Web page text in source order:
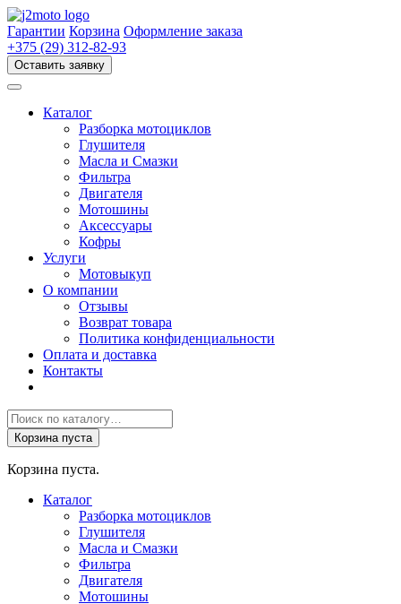
Перейти
к
содержимому
Гарантии Корзина Оформление заказа
+375 (29) 312-82-93
Оставить заявку
Каталог
Разборка мотоциклов
Глушителя
Масла и Смазки
Фильтра
Двигателя
Мотошины
Аксессуары
Кофры
Услуги
Мотовыкуп
О компании
Отзывы
Возврат товара
Политика конфиденциальности
Оплата и доставка
Контакты
Поиск
товаров
Корзина пуста
Корзина пуста.
Каталог
Разборка мотоциклов
Глушителя
Масла и Смазки
Фильтра
Двигателя
Мотошины